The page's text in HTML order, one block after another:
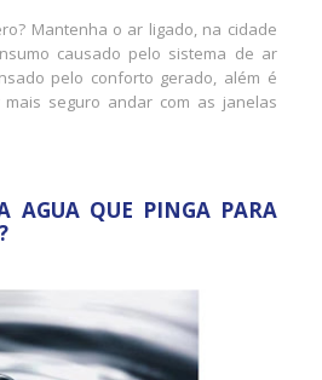
Mantenha o ar ligado, na cidade
causado pelo sistema de ar
pelo conforto gerado, além é
seguro andar com as janelas
AGUA QUE PINGA PARA